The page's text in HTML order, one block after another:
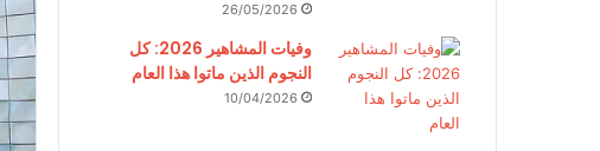
26/05/2026
وفيات المشاهير 2026: كل
النجوم الذين ماتوا هذا العام
10/04/2026